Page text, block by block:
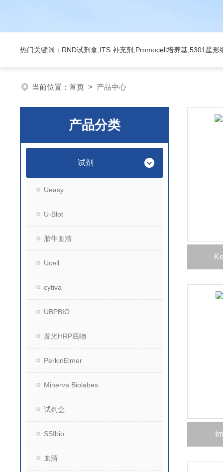
热门关键词：RND试剂盒,ITS 补充剂,Promocell培养基,5301星形
当前位置： 首页 > 产品中心
产品分类
试剂
Ueasy
U-Blot
胎牛血清
Ucell
cytiva
UBPBIO
发光HRP底物
PerkinElmer
Minerva Biolabes
试剂盒
SSIbio
血清